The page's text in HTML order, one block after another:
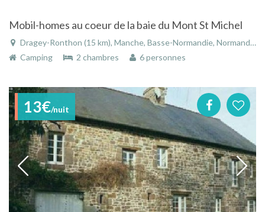
Mobil-homes au coeur de la baie du Mont St Michel
Dragey-Ronthon (15 km), Manche, Basse-Normandie, Normandie, France
Camping
2 chambres 6 personnes
13€/nuit